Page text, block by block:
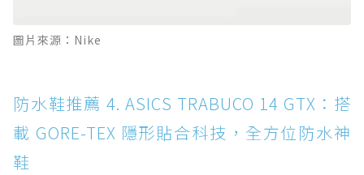
圖片來源：Nike
防水鞋推薦 4. ASICS TRABUCO 14 GTX：搭
載 GORE-TEX 隱形貼合科技，全方位防水神
鞋